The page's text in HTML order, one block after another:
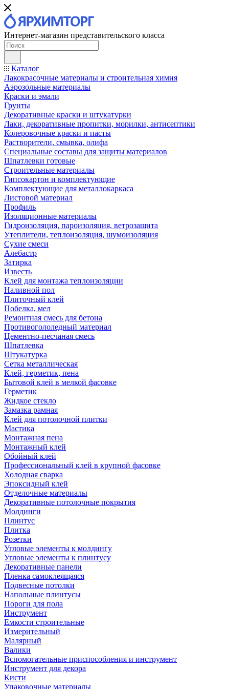
Интернет-магазин представительского класса
Каталог
Лакокрасочные материалы и строительная химия
Аэрозольные материалы
Краски и эмали
Грунты
Декоративные краски и штукатурки
Лаки, декоративные пропитки, морилки, антисептики
Колеровочные краски и пасты
Растворители, смывка, олифа
Специальные составы для защиты материалов
Шпатлевки готовые
Строительные материалы
Гипсокартон и комплектующие
Комплектующие для металлокаркаса
Листовой материал
Профиль
Изоляционные материалы
Гидроизоляция, пароизоляция, ветрозащита
Утеплители, теплоизоляция, шумоизоляция
Сухие смеси
Алебастр
Затирка
Известь
Клей для монтажа теплоизоляции
Наливной пол
Плиточный клей
Побелка, мел
Ремонтная смесь для бетона
Противогололедный материал
Цементно-песчаная смесь
Шпатлевка
Штукатурка
Сетка металлическая
Клей, герметик, пена
Бытовой клей в мелкой фасовке
Герметик
Жидкое стекло
Замазка рамная
Клей для потолочной плитки
Мастика
Монтажная пена
Монтажный клей
Обойный клей
Профессиональный клей в крупной фасовке
Холодная сварка
Эпоксидный клей
Отделочные материалы
Декоративные потолочные покрытия
Молдинги
Плинтус
Плитка
Розетки
Угловые элементы к молдингу
Угловые элементы к плинтусу
Декоративные панели
Пленка самоклеящаяся
Подвесные потолки
Напольные плинтусы
Пороги для пола
Инструмент
Емкости строительные
Измерительный
Малярный
Валики
Вспомогательные приспособления и инструмент
Инструмент для декора
Кисти
Упаковочные материалы